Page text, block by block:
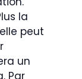
la
peut
un
Par